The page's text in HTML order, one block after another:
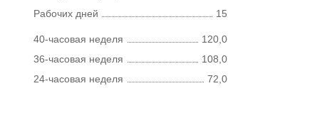
Рабочих дней
15
40-часовая неделя
120,0
36-часовая неделя
108,0
24-часовая неделя
72,0